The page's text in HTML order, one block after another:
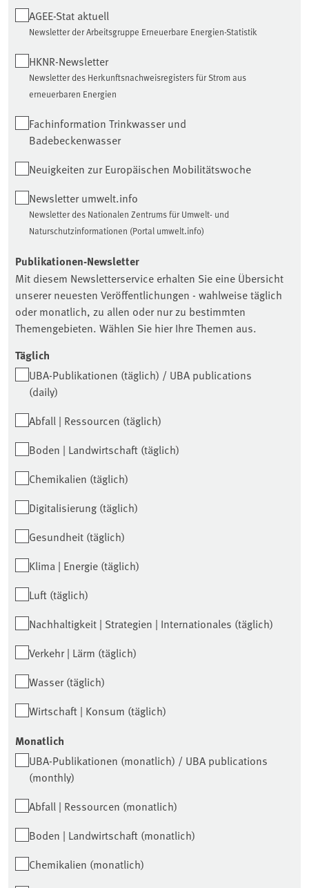
AGEE-Stat aktuell
Newsletter der Arbeitsgruppe Erneuerbare Energien-Statistik
HKNR-Newsletter
Newsletter des Herkunftsnachweisregisters für Strom aus
erneuerbaren Energien
Fachinformation Trinkwasser und
Badebeckenwasser
Neuigkeiten zur Europäischen Mobilitätswoche
Newsletter umwelt.info
Newsletter des Nationalen Zentrums für Umwelt- und
Naturschutzinformationen (Portal umwelt.info)
Publikationen-Newsletter
Mit diesem Newsletterservice erhalten Sie eine Übersicht
unserer neuesten Veröffentlichungen - wahlweise täglich
oder monatlich, zu allen oder nur zu bestimmten
Themengebieten. Wählen Sie hier Ihre Themen aus.
Täglich
UBA-Publikationen (täglich) / UBA publications
(daily)
Abfall | Ressourcen (täglich)
Boden | Landwirtschaft (täglich)
Chemikalien (täglich)
Digitalisierung (täglich)
Gesundheit (täglich)
Klima | Energie (täglich)
Luft (täglich)
Nachhaltigkeit | Strategien | Internationales (täglich)
Verkehr | Lärm (täglich)
Wasser (täglich)
Wirtschaft | Konsum (täglich)
Monatlich
UBA-Publikationen (monatlich) / UBA publications
(monthly)
Abfall | Ressourcen (monatlich)
Boden | Landwirtschaft (monatlich)
Chemikalien (monatlich)